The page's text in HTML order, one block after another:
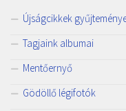
Újságcikkek
Tagjaink albumai
Mentőernyő
Gödöllő légifotók